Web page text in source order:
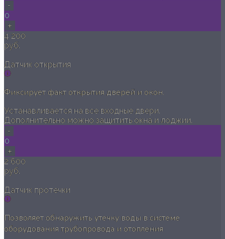
-
0
+
4 200
руб.
Датчик открытия
Фиксирует факт открытия дверей и окон.
Устанавливается на все входные двери.
Дополнительно можно защитить окна и лоджии.
-
0
+
2 600
руб.
Датчик протечки
Позволяет обнаружить утечку воды в системе
оборудования трубопровода и отопления